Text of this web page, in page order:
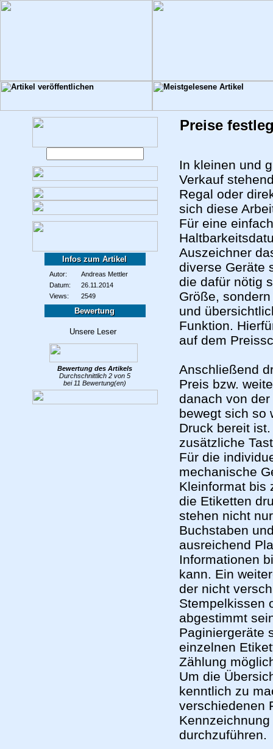
Infos zum Artikel
Autor:
Andreas Mettler
Datum:
26.11.2014
Views:
2549
Bewertung
Bewertung des Artikels
Durchschnittlich 2 von 5
bei 11 Bewertung(en)
Preise
In kleinen und
Verkauf
Regal oder
sich diese
Für eine
Auszeichner
diverse Geräte
die dafür nötig
Größe,
und
Funktion.
auf dem
Anschließend
Preis bzw.
danach von
bewegt sich so
Druck bereit
zusätzliche
Für die
mechanische
Kleinformat bis
die Etiketten
stehen nicht
Buchstaben
ausreichend
Informationen
kann. Ein
der nicht
Stempelkissen
abgestimmt
Paginiergeräte
einzelnen
Zählung
Um die
kenntlich zu
verschiedenen
durchzuführen.